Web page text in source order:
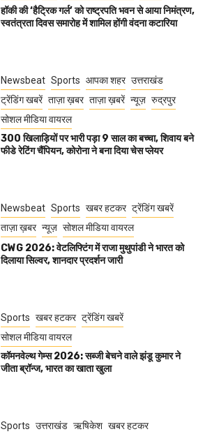
हॉकी की ‘हैट्रिक गर्ल’ को राष्ट्रपति भवन से आया निमंत्रण,
स्वतंत्रता दिवस समारोह में शामिल होंगी वंदना कटारिया
Newsbeat Sports आपका शहर उत्तराखंड
ट्रेंडिंग खबरें ताज़ा ख़बर ताज़ा ख़बरें न्यूज़ रुद्रपुर
सोशल मीडिया वायरल
300 खिलाड़ियों पर भारी पड़ा 9 साल का बच्चा, शिवाय बने
फीडे रेटिंग चैंपियन, कोरोना ने बना दिया चेस प्लेयर
Newsbeat Sports खबर हटकर ट्रेंडिंग खबरें
ताज़ा ख़बर न्यूज़ सोशल मीडिया वायरल
CWG 2026: वेटलिफ्टिंग में राजा मुथुपांडी ने भारत को
दिलाया सिल्वर, शानदार प्रदर्शन जारी
Sports खबर हटकर ट्रेंडिंग खबरें
सोशल मीडिया वायरल
कॉमनवेल्थ गेम्स 2026: सब्जी बेचने वाले झंडू कुमार ने
जीता ब्रॉन्ज, भारत का खाता खुला
Sports उत्तराखंड ऋषिकेश खबर हटकर